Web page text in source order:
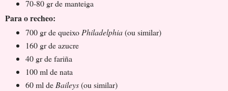
70-80 gr de manteiga
Para o recheo:
700 gr de queixoPhiladelphia(ou similar)
160 gr de azucre
40 gr de fariña
100 ml de nata
60 ml deBaileys(ou similar)